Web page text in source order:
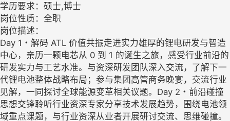
学历要求：硕士,博士
岗位性质：全职
岗位描述：
Day 1・解码 ATL 价值共振走进实力雄厚的锂电研发与智造
中心，亲历一颗电芯从 0 到 1 的诞生之旅，感受行业前沿的
研发实力与工艺水准。与资深研发团队深入交流，了解下一
代锂电池整体战略布局；参与集团高管商务晚宴，交流行业
见解，一同探讨全球能源变革相关议题。Day 2・前沿碰撞
思想交锋聆听行业资深专家分享技术发展趋势，围绕电池领
域重点课题，与行业资深从业者开展研讨交流、思维碰撞。